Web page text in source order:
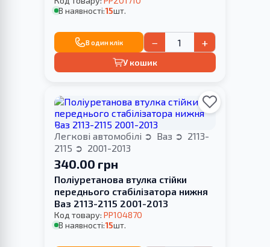
В наявності:15шт.
В один клік − +
У кошик
Легкові автомобілі Ваз
2113-
2115
2001-2013
340.00 грн
Поліуретанова втулка стійки
переднього стабілізатора нижня
Ваз 2113-2115 2001-2013
Код товару: PP104870
В наявності:15шт.